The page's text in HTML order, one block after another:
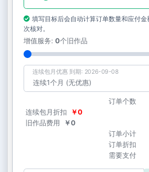
填写目标后会自动计算订单数量和应付金
次核对。
增值服务: 0个旧作品
连续包月优惠 到期: 2026-09-08
订单个数
连续包月折扣
￥0
旧作品费用
￥0
订单小计
订单折扣
需要支付